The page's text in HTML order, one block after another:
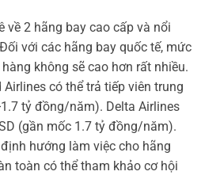
về 2 hãng bay cao cấp và nổi
với các hãng bay quốc tế, mức
không sẽ cao hơn rất nhiều.
Airlines có thể trả tiếp viên trung
tỷ đồng/năm). Delta Airlines
(gần mốc 1.7 tỷ đồng/năm).
hướng làm việc cho hãng
toàn có thể tham khảo cơ hội